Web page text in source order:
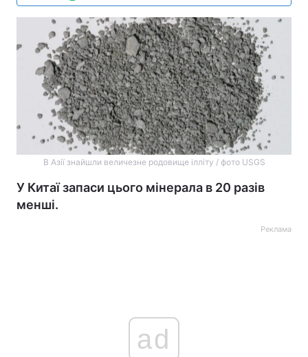
В Азії знайшли величезне родовище ілліту / фото USGS
У Китаї запаси цього мінерала в 20 разів
менші.
Реклама
ad